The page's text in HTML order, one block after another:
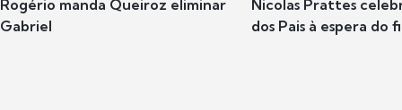
Rogério manda Queiroz eliminar
Gabriel
Nicolas Prattes
dos Pais à espera do